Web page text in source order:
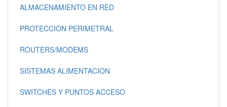
ALMACENAMIENTO EN RED
PROTECCION PERIMETRAL
ROUTERS/MODEMS
SISTEMAS ALIMENTACION
SWITCHES Y PUNTOS ACCESO